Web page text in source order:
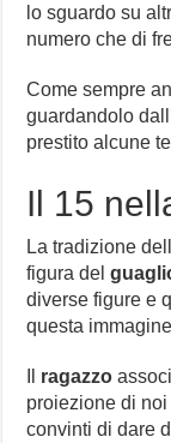
lo sguardo su
numero che di
Come sempre
guardandolo
prestito alcune
Il 15
La tradizione
figura del
diverse figure e
questa
ragazzo
proiezione di
convinti di dare